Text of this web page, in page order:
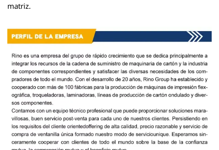
matriz.